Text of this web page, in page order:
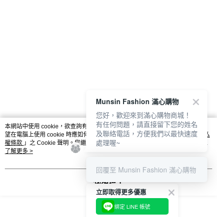
本網站中使用 cookie，欲查詢有關本網站使用 cookie 方式之詳情，及若您不希
望在電腦上使用 cookie 時應如何變更電腦的 cookie 設定，請參閱本網站「
隱私
權條款 」之 Cookie 聲明。您繼續使用本網站即表示您同意本公司得按本網站使
用條款之 Cookie 聲明使用 cookie。
了解更多 >
我知道了
立即取得更多優惠
綁定 LINE 帳號
Munsin Fashion 滿心購物
您好，歡迎來到滿心購物商城！
有任何問題，請直接留下您的姓名
及聯絡電話，方便我們以最快速度
處理喔~
回覆至 Munsin Fashion 滿心購物